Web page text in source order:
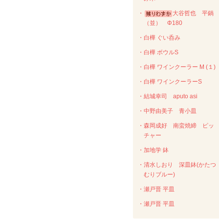
・
大谷哲也 平鍋
（並） Φ180
・白樺 ぐい呑み
・白樺 ボウルS
・白樺 ワインクーラー M (１)
・白樺 ワインクーラーS
・結城幸司 aputo asi
・中野由美子 青小皿
・森岡成好 南蛮焼締 ピッ
チャー
・加地学 鉢
・清水しおり 深皿鉢(かたつ
むりブルー)
・瀬戸晋 平皿
・瀬戸晋 平皿